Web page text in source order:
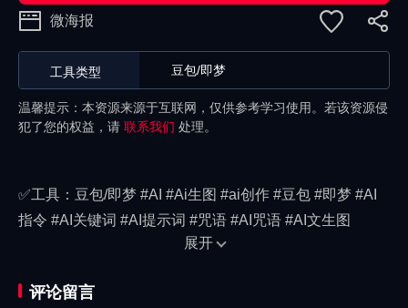
微海报
工具类型 豆包/即梦
温馨提示：本资源来源于互联网，仅供参考学习使用。若该资源侵
犯了您的权益，请 联系我们 处理。
✅工具：豆包/即梦 #AI #Ai生图 #ai创作 #豆包 #即梦 #AI
指令 #AI关键词 #AI提示词 #咒语 #AI咒语 #AI文生图
展开
评论留言